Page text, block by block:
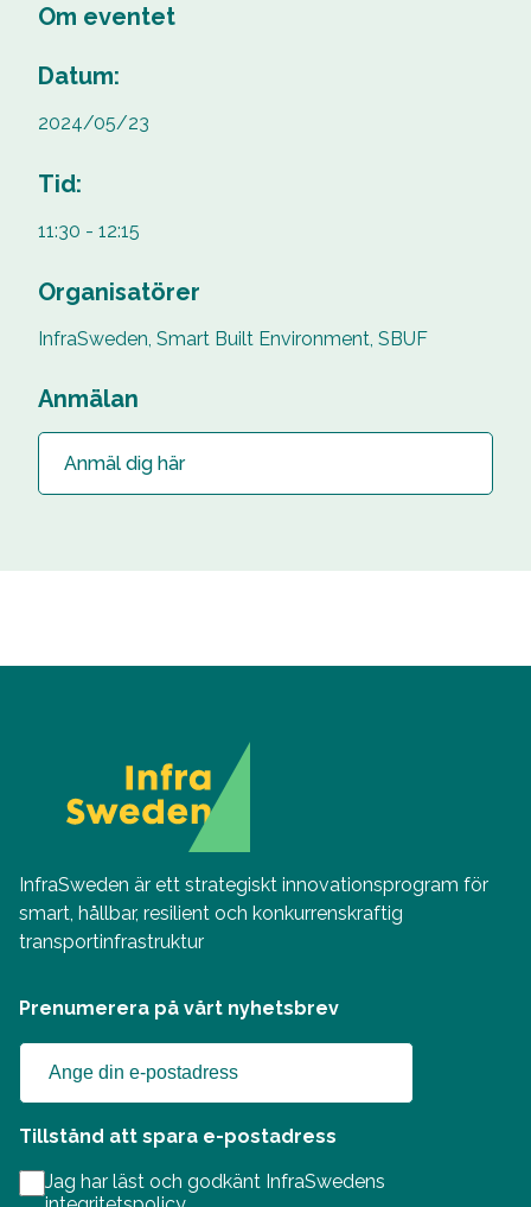
Om eventet
Datum:
2024/05/23
Tid:
11:30 - 12:15
Organisatörer
InfraSweden, Smart Built Environment, SBUF
Anmälan
Anmäl dig här
InfraSweden är ett strategiskt innovationsprogram för
smart, hållbar, resilient och konkurrenskraftig
transportinfrastruktur
Prenumerera på vårt nyhetsbrev
Tillstånd att spara e-postadress
Jag har läst och godkänt InfraSwedens